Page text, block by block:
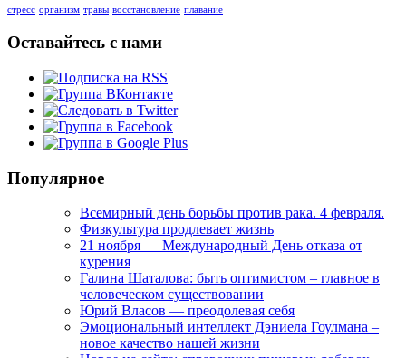
стресс организм травы восстановление плавание
Оставайтесь с нами
Популярное
Всемирный день борьбы против рака. 4 февраля.
Физкультура продлевает жизнь
21 ноября — Международный День отказа от
курения
Галина Шаталова: быть оптимистом – главное в
человеческом существовании
Юрий Власов — преодолевая себя
Эмоциональный интеллект Дэниела Гоулмана –
новое качество нашей жизни